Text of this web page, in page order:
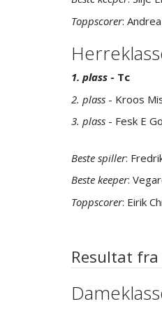
Toppscorer:
1. plass - Tc
2. plass - Kroos
3. plass - Fesk E
Beste spiller:
Beste keeper:
Toppscorer: Eirik
Resultat fra